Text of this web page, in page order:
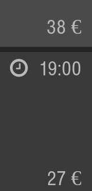
38 €
19:00
27 €